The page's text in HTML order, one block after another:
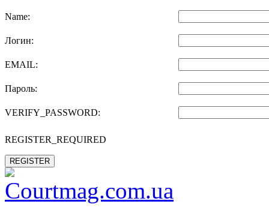
Name:
Логин:
EMAIL:
Пароль:
VERIFY_PASSWORD:
REGISTER_REQUIRED
REGISTER